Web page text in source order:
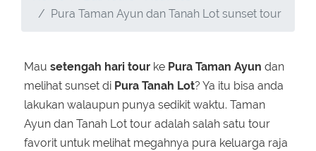
Pura Taman Ayun dan Tanah Lot sunset tour
Mau setengah hari tour ke Pura Taman Ayun dan
melihat sunset di Pura Tanah Lot? Ya itu bisa anda
lakukan walaupun punya sedikit waktu. Taman
Ayun dan Tanah Lot tour adalah salah satu tour
favorit untuk melihat megahnya pura keluarga raja